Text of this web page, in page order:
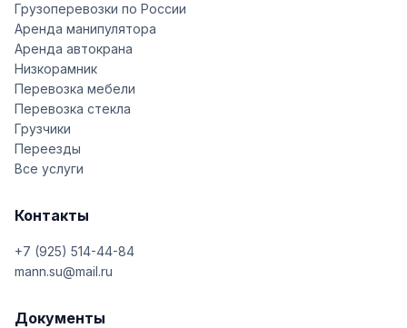
Грузоперевозки по России
Аренда манипулятора
Аренда автокрана
Низкорамник
Перевозка мебели
Перевозка стекла
Грузчики
Переезды
Все услуги
Контакты
+7 (925) 514-44-84
mann.su@mail.ru
Документы